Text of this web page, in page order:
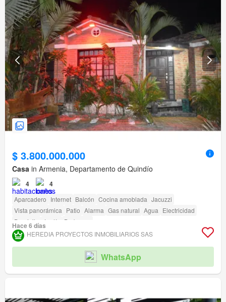
$ 3.800.000.000
Casa in Armenia, Departamento de Quindío
4 4
Aparcadero Internet Balcón Cocina amoblada Jacuzzi
Vista panorámica Patio Alarma Gas natural Agua Electricidad
Depósito
Jardín Barbecue
Hace 6 días
HEREDIA PROYECTOS INMOBILIARIOS SAS
WhatsApp